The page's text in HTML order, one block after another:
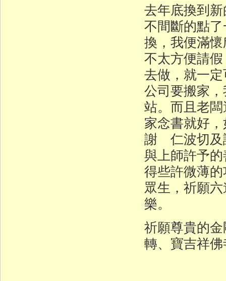
去年底換到
不間斷的點
換，我便滿
不太方便請
去做，就一
公司要搬家
站。而且老
家念書就好
謝 仁波切及
與上師許予
得些許微薄
眾生，祈願
樂。
祈願尊貴的
轉、寶吉祥